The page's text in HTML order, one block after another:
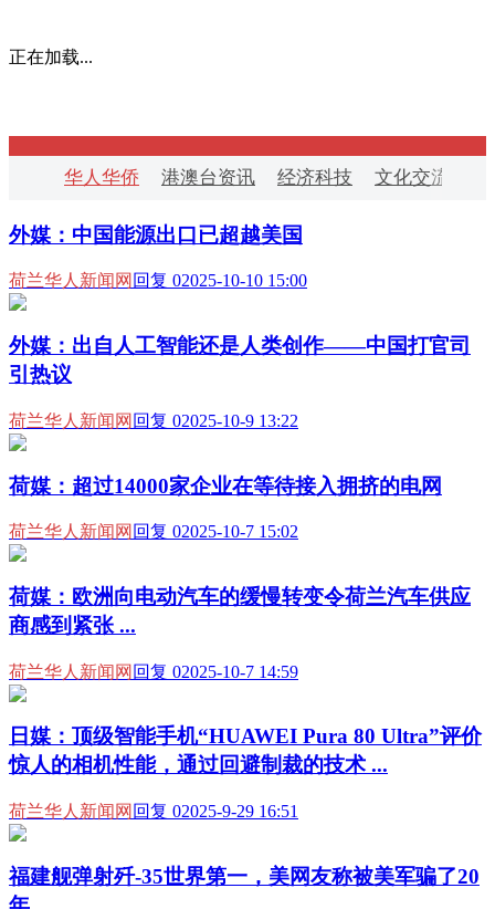
正在加载...
华人华侨 港澳台资讯 经济科技 文化交流
外媒：中国能源出口已超越美国
荷兰华人新闻网 回复 02025-10-10 15:00
外媒：出自人工智能还是人类创作——中国打官司
引热议
荷兰华人新闻网 回复 02025-10-9 13:22
荷媒：超过14000家企业在等待接入拥挤的电网
荷兰华人新闻网 回复 02025-10-7 15:02
荷媒：欧洲向电动汽车的缓慢转变令荷兰汽车供应
商感到紧张 ...
荷兰华人新闻网 回复 02025-10-7 14:59
日媒：顶级智能手机“HUAWEI Pura 80 Ultra”评价
惊人的相机性能，通过回避制裁的技术 ...
荷兰华人新闻网 回复 02025-9-29 16:51
福建舰弹射歼-35世界第一，美网友称被美军骗了20